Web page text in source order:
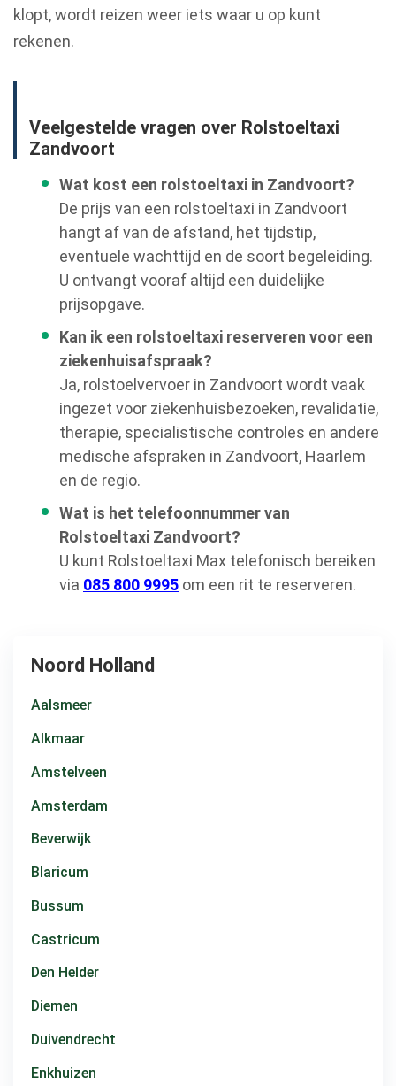
klopt, wordt reizen weer iets waar u op kunt
rekenen.
Veelgestelde vragen over Rolstoeltaxi
Zandvoort
Wat kost een rolstoeltaxi in Zandvoort?
De prijs van een rolstoeltaxi in Zandvoort
hangt af van de afstand, het tijdstip,
eventuele wachttijd en de soort begeleiding.
U ontvangt vooraf altijd een duidelijke
prijsopgave.
Kan ik een rolstoeltaxi reserveren voor een
ziekenhuisafspraak?
Ja, rolstoelvervoer in Zandvoort wordt vaak
ingezet voor ziekenhuisbezoeken, revalidatie,
therapie, specialistische controles en andere
medische afspraken in Zandvoort, Haarlem
en de regio.
Wat is het telefoonnummer van
Rolstoeltaxi Zandvoort?
U kunt Rolstoeltaxi Max telefonisch bereiken
via 085 800 9995 om een rit te reserveren.
Noord Holland
Aalsmeer
Alkmaar
Amstelveen
Amsterdam
Beverwijk
Blaricum
Bussum
Castricum
Den Helder
Diemen
Duivendrecht
Enkhuizen